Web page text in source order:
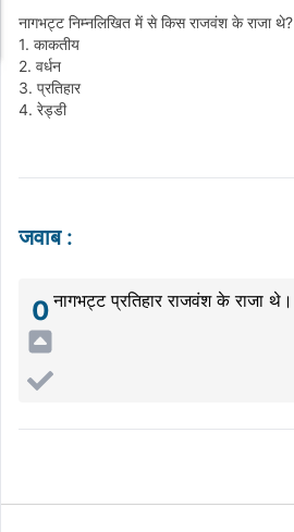
नागभट्ट निम्नलिखित में से किस राजवंश के राजा थे?
1. काकतीय
2. वर्धन
3. प्रतिहार
4. रेड्डी
जवाब:
0 नागभट्ट प्रतिहार राजवंश के राजा थे।